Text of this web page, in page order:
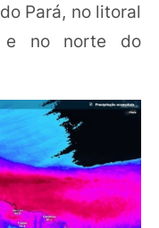
Pará, no litoral
e no norte do